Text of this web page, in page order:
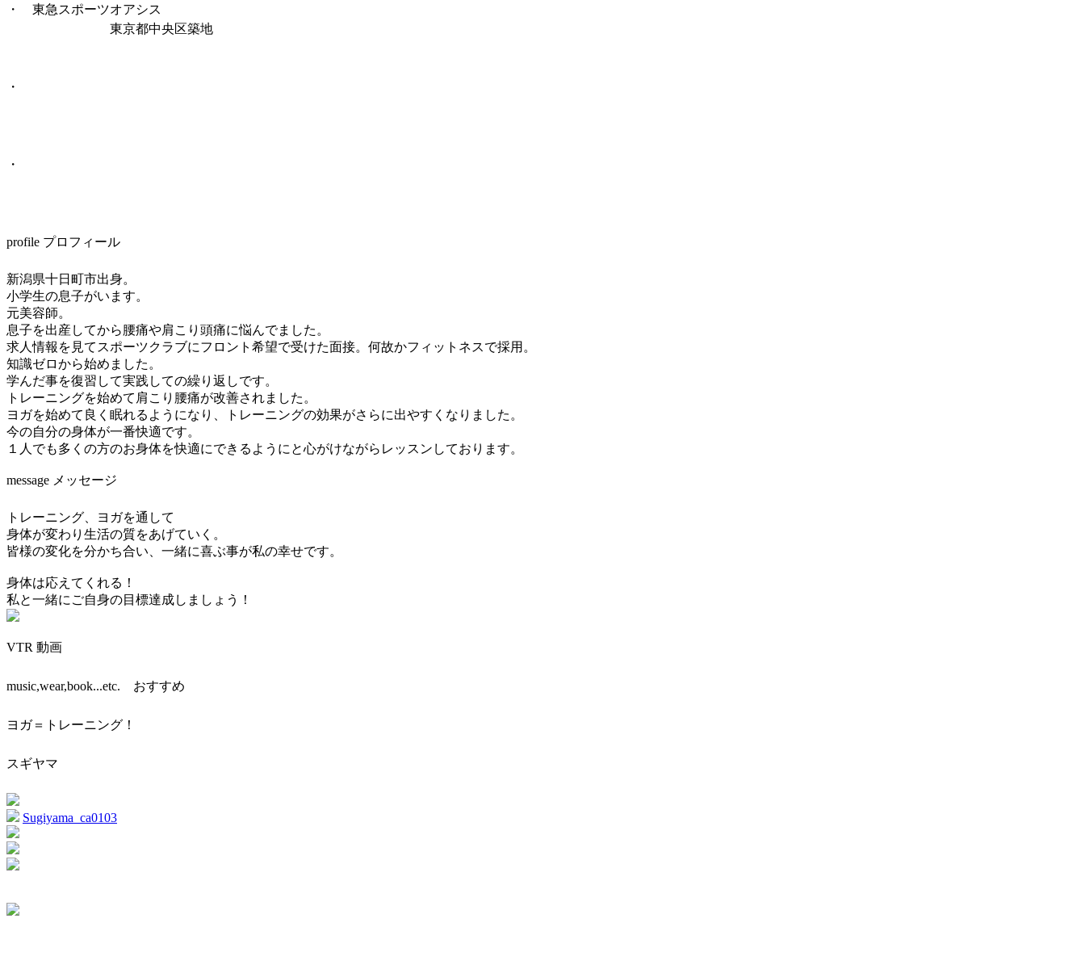
・ 東急スポーツオアシス
東京都中央区築地
・
・
profile プロフィール
新潟県十日町市出身。
小学生の息子がいます。
元美容師。
息子を出産してから腰痛や肩こり頭痛に悩んでました。
求人情報を見てスポーツクラブにフロント希望で受けた面接。何故かフィットネスで採用。
知識ゼロから始めました。
学んだ事を復習して実践しての繰り返しです。
トレーニングを始めて肩こり腰痛が改善されました。
ヨガを始めて良く眠れるようになり、トレーニングの効果がさらに出やすくなりました。
今の自分の身体が一番快適です。
１人でも多くの方のお身体を快適にできるようにと心がけながらレッスンしております。
message メッセージ
トレーニング、ヨガを通して
身体が変わり生活の質をあげていく。
皆様の変化を分かち合い、一緒に喜ぶ事が私の幸せです。
身体は応えてくれる！
私と一緒にご自身の目標達成しましょう！
VTR 動画
music,wear,book...etc. おすすめ
ヨガ＝トレーニング！
スギヤマ
Sugiyama_ca0103